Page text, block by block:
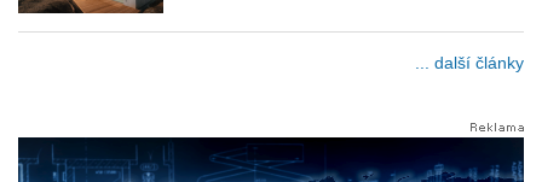
... další články